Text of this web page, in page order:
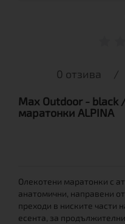
0 отзива /
Max Outdoor - black
маратонки ALPINA
Олекотени маратонки с
анатомични, направени
преходи в ниските части
есента, за